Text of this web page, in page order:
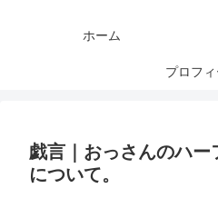
ホーム
プロフ
戯言｜おっさんのハー
について。